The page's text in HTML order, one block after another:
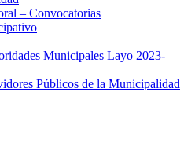
– Convocatorias
Municipales Layo 2023-
Públicos de la Municipalidad